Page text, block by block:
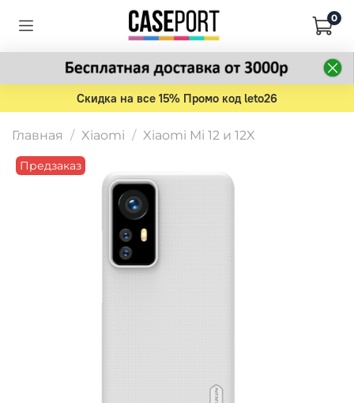
0
Скидка на все 15% Промо код leto26
Главная Xiaomi Xiaomi Mi 12 и 12X
Предзаказ